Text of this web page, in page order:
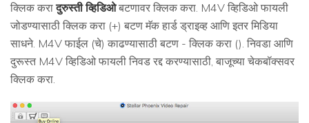
क्लिक करादुरुस्ती व्हिडिओबटणावर क्लिक करा. M4V व्हिडिओ फायली
जोडण्यासाठी क्लिक करा (+) बटण मॅक हार्ड ड्राइव्ह आणि इतर मिडिया
साधने. M4V फाईल (चे) काढण्यासाठी बटण - क्लिक करा (). निवडा आणि
दुरूस्त M4V व्हिडिओ फायली निवड रद्द करण्यासाठी, बाजूच्या चेकबॉक्सवर
क्लिक करा.